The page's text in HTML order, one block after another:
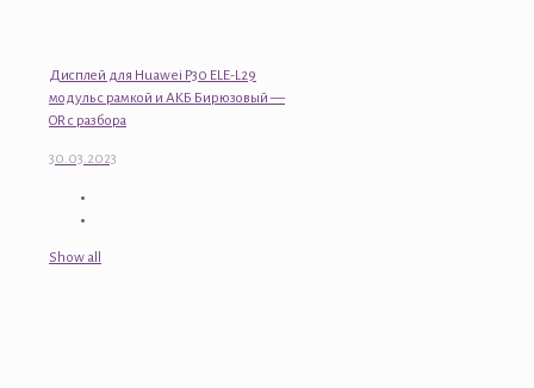
Дисплей для Huawei P30 ELE-L29
модуль с рамкой и АКБ Бирюзовый —
OR с разбора
30.03.2023
Show all